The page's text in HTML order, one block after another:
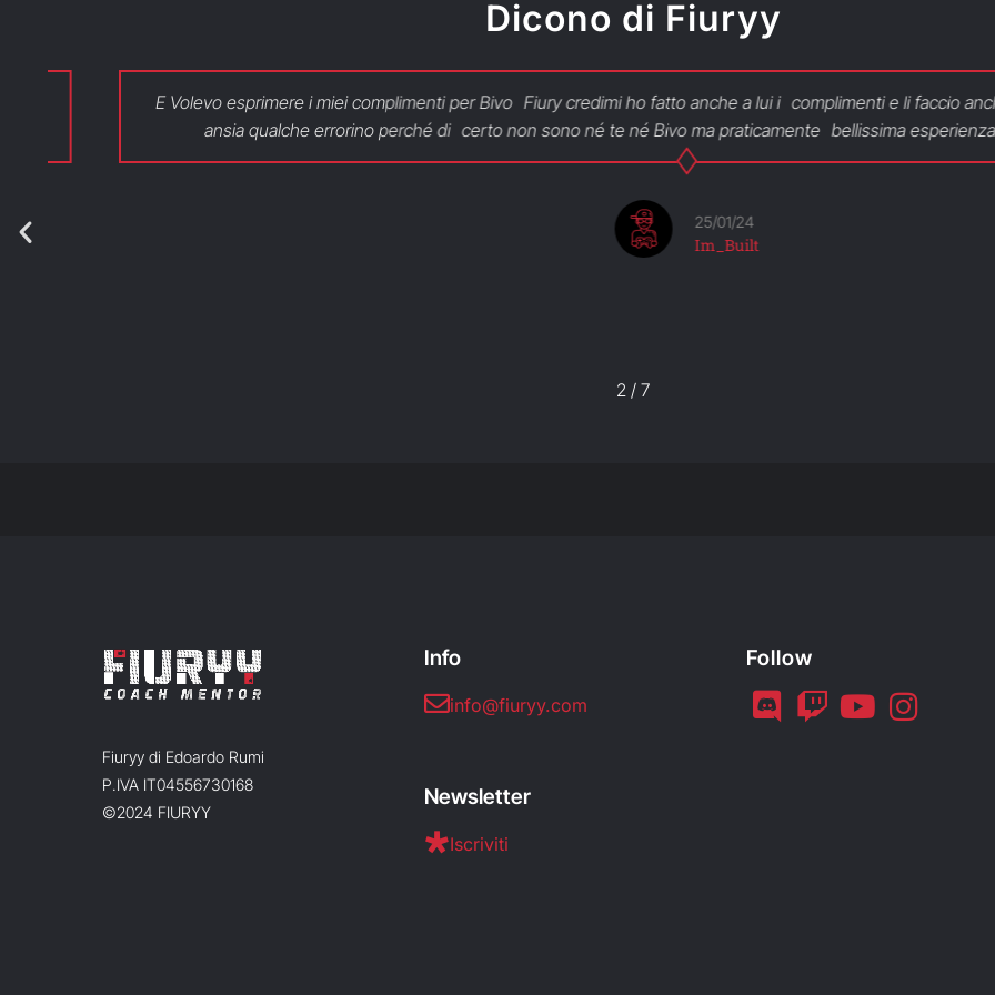
Dicono di Fiuryy
E Volevo esprimere i miei complimenti per Bivo Fiury credimi ho fatto anche a lui i complimenti e li faccio anche a
ansia qualche errorino perché di certo non sono né te né Bivo ma praticamente bellissima esperienza
25/01/24
Im_Built
2 / 7
Fiuryy di Edoardo Rumi
P.IVA IT04556730168
©2024 FIURYY
Info
info@fiuryy.com
Newsletter
Iscriviti
Follow